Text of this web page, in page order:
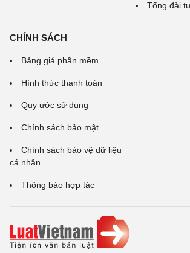
Tổng đài
CHÍNH SÁCH
Bảng giá phần mềm
Hình thức thanh toán
Quy ước sử dụng
Chính sách bảo mật
Chính sách bảo vệ dữ liệu
cá nhân
Thông báo hợp tác